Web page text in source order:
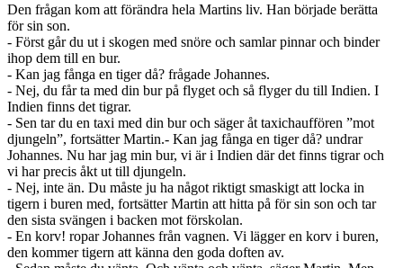
Den frågan kom att förändra hela Martins liv. Han började berätta
för sin son.
- Först går du ut i skogen med snöre och samlar pinnar och binder
ihop dem till en bur.
- Kan jag fånga en tiger då? frågade Johannes.
- Nej, du får ta med din bur på flyget och så flyger du till Indien. I
Indien finns det tigrar.
- Sen tar du en taxi med din bur och säger åt taxichauffören ”mot
djungeln”, fortsätter Martin.- Kan jag fånga en tiger då? undrar
Johannes. Nu har jag min bur, vi är i Indien där det finns tigrar och
vi har precis åkt ut till djungeln.
- Nej, inte än. Du måste ju ha något riktigt smaskigt att locka in
tigern i buren med, fortsätter Martin att hitta på för sin son och tar
den sista svängen i backen mot förskolan.
- En korv! ropar Johannes från vagnen. Vi lägger en korv i buren,
den kommer tigern att känna den goda doften av.